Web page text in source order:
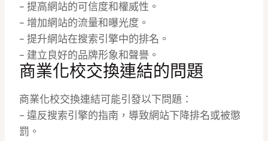
– 提高網站的可信度和權威性。
– 增加網站的流量和曝光度。
– 提升網站在搜索引擎中的排名。
– 建立良好的品牌形象和聲譽。
商業化校交換連結的問題
商業化校交換連結可能引發以下問題：
– 違反搜索引擎的指南，導致網站下降排名或被懲
罰。